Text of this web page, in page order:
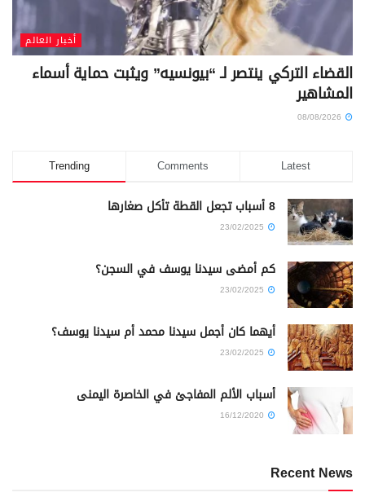
أخبار العالم
القضاء التركي ينتصر لـ “بيونسيه” ويثبت حماية أسماء
المشاهير
Trending Comments Latest
8 أسباب تجعل القطة تأكل صغارها
كم أمضى سيدنا يوسف في السجن؟
أيهما كان أجمل سيدنا محمد أم سيدنا يوسف؟
أسباب الألم المفاجئ في الخاصرة اليمنى
Recent News